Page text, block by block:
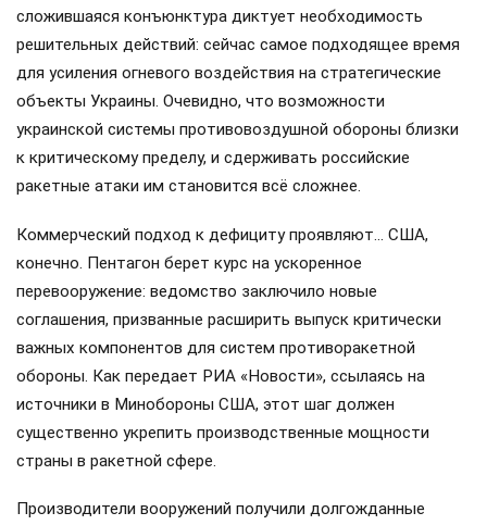
сложившаяся конъюнктура диктует необходимость
решительных действий: сейчас самое подходящее время
для усиления огневого воздействия на стратегические
объекты Украины. Очевидно, что возможности
украинской системы противовоздушной обороны близки
к критическому пределу, и сдерживать российские
ракетные атаки им становится всё сложнее.
Коммерческий подход к дефициту проявляют… США,
конечно. Пентагон берет курс на ускоренное
перевооружение: ведомство заключило новые
соглашения, призванные расширить выпуск критически
важных компонентов для систем противоракетной
обороны. Как передает РИА «Новости», ссылаясь на
источники в Минобороны США, этот шаг должен
существенно укрепить производственные мощности
страны в ракетной сфере.
Производители вооружений получили долгожданные